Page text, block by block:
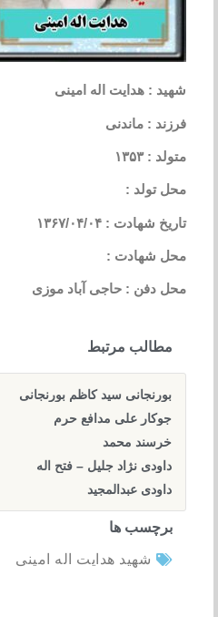
شهید : هدایت اله امینی
فرزند : ماندنی
متولد : ۱۳۵۳
محل تولد :
تاریخ شهادت : ۱۳۶۷/۰۴/۰۴
محل شهادت :
محل دفن : حاجی آباد موزی
مطالب مرتبط
بورنجانی سید کاظم بورنجانی
جوکار علی مدافع حرم
خرسند محمد
داودی نژاد جلیل – فتح اله
داودی عبدالمجید
برچسب ها
شهید هدایت اله امینی